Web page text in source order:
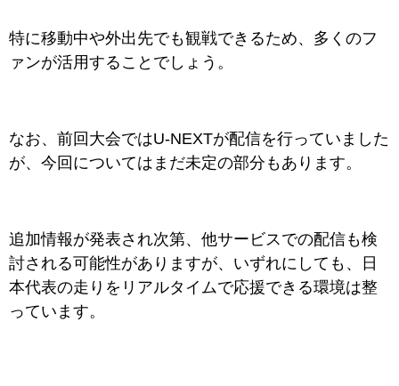
特に移動中や外出先でも観戦できるため、多くのフ
ァンが活用することでしょう。
なお、前回大会ではU-NEXTが配信を行っていました
が、今回についてはまだ未定の部分もあります。
追加情報が発表され次第、他サービスでの配信も検
討される可能性がありますが、 いずれにしても、日
本代表の走りをリアルタイムで応援できる環境は整
っています。